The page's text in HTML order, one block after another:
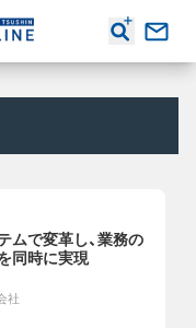
ムで変革し、業務の
同時に実現
社